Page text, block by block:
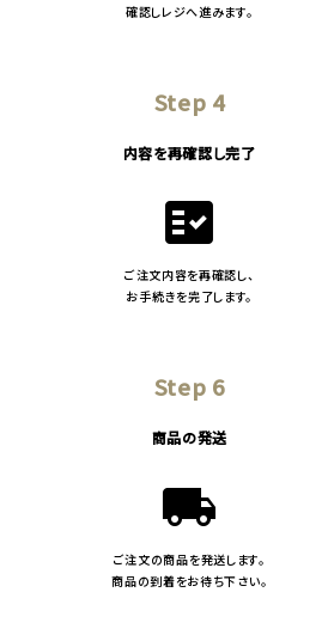
確認しレジへ進みます。
Step 4
内容を再確認し完了
fact_check
ご注文内容を再確認し、
お手続きを完了します。
Step 6
商品の発送
local_shipping
ご注文の商品を発送します。
商品の到着をお待ち下さい。